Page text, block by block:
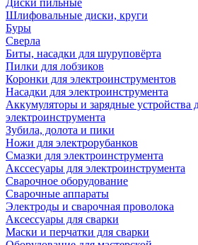
Диски пильные
Шлифовальные диски, круги
Буры
Сверла
Биты, насадки для шуруповёрта
Пилки для лобзиков
Коронки для электроинструментов
Насадки для электроинструмента
Аккумуляторы и зарядные устройства
электроинструмента
Зубила, долота и пики
Ножи для электрорубанков
Смазки для электроинструмента
Акссесуары для электроинструмента
Сварочное оборудование
Сварочные аппараты
Электроды и сварочная проволока
Аксессуары для сварки
Маски и перчатки для сварки